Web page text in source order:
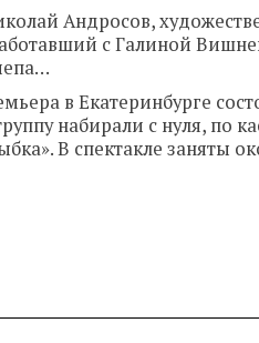
Андросов,
с Галиной
в Екатеринбурге
набирали с нуля, по
В спектакле заняты